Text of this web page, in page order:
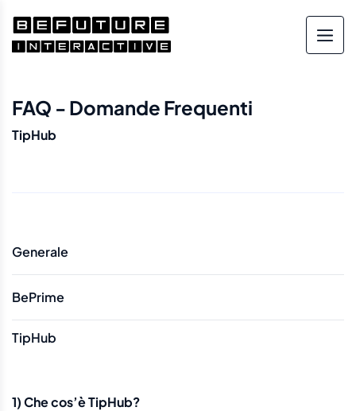
FAQ - Domande Frequenti
TipHub
Generale
BePrime
TipHub
1) Che cos’è TipHub?